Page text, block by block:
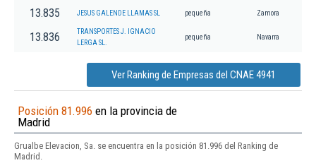
13.835 JESUS GALENDE LLAMAS SL pequeña Zamora
13.836
TRANSPORTES J. IGNACIO
LERGA SL.
pequeña Navarra
Ver Ranking de Empresas del CNAE 4941
Posición 81.996 en la provincia de
Madrid
Grualbe Elevacion, Sa. se encuentra en la posición 81.996 del Ranking de
Madrid.